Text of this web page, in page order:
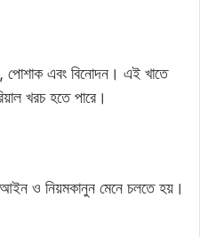
পোশাক এবং বিনোদন। এই খাতে
খরচ হতে পারে।
ও নিয়মকানুন মেনে চলতে হয়।